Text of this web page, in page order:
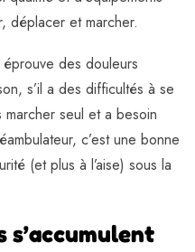
déplacer et marcher.
des douleurs
s’il a des difficultés à se
marcher seul et a besoin
c’est une bonne
(et plus à l’aise) sous la
s’accumulent